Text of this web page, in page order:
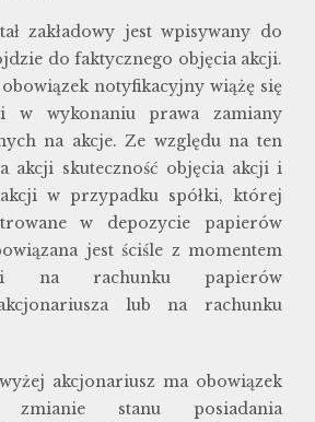
zakładowy jest wpisywany do
do faktycznego objęcia akcji.
notyfikacyjny wiążę się
w wykonaniu prawa zamiany
na akcje. Ze względu na ten
akcji skuteczność objęcia akcji i
w przypadku spółki, której
w depozycie papierów
jest ściśle z momentem
na rachunku papierów
lub na rachunku
akcjonariusz ma obowiązek
stanu posiadania